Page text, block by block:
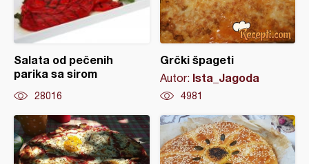
Salata od pečenih
parika sa sirom
28016
Grčki špageti
Autor: Ista_Jagoda
4981